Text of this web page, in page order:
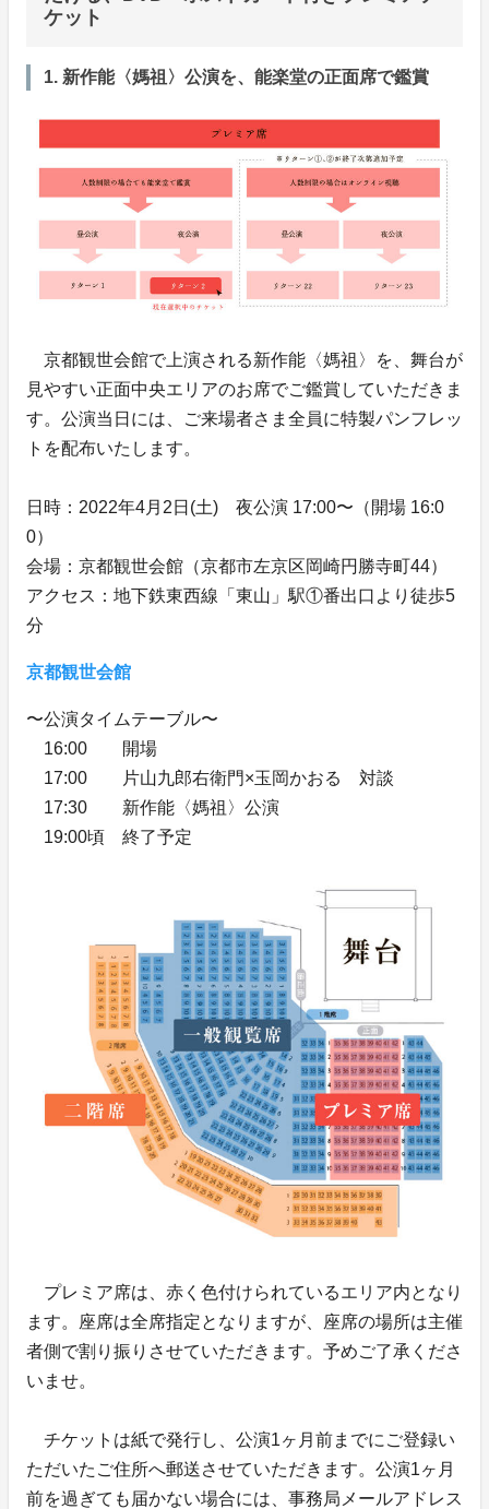
ケット
1. 新作能〈媽祖〉公演を、能楽堂の正面席で鑑賞
京都観世会館で上演される新作能〈媽祖〉を、舞台が
見やすい正面中央エリアのお席でご鑑賞していただきま
す。公演当日には、ご来場者さま全員に特製パンフレッ
トを配布いたします。
日時：2022年4月2日(土) 夜公演 17:00〜（開場 16:0
0）
会場：京都観世会館（京都市左京区岡崎円勝寺町44）
アクセス：地下鉄東西線「東山」駅①番出口より徒歩5
分
京都観世会館
〜公演タイムテーブル〜
16:00 開場
17:00 片山九郎右衛門×玉岡かおる 対談
17:30 新作能〈媽祖〉公演
19:00頃 終了予定
プレミア席は、赤く色付けられているエリア内となり
ます。座席は全席指定となりますが、座席の場所は主催
者側で割り振りさせていただきます。予めご了承くださ
いませ。
チケットは紙で発行し、公演1ヶ月前までにご登録い
ただいたご住所へ郵送させていただきます。公演1ヶ月
前を過ぎても届かない場合には、事務局メールアドレス